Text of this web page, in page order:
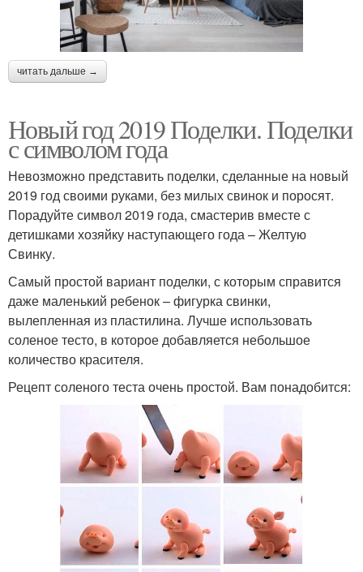
читать дальше →
Новый год 2019 Поделки. Поделки
с символом года
Невозможно представить поделки, сделанные на новый
2019 год своими руками, без милых свинок и поросят.
Порадуйте символ 2019 года, смастерив вместе с
детишками хозяйку наступающего года – Желтую
Свинку.
Самый простой вариант поделки, с которым справится
даже маленький ребенок – фигурка свинки,
вылепленная из пластилина. Лучше использовать
соленое тесто, в которое добавляется небольшое
количество красителя.
Рецепт соленого теста очень простой. Вам понадобится: